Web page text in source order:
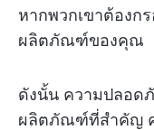
หากพวกเขาต้องก
ผลิตภัณฑ์ของคุณ
ดังนั้น ความปลอด
ผลิตภัณฑ์ที่สำคัญ